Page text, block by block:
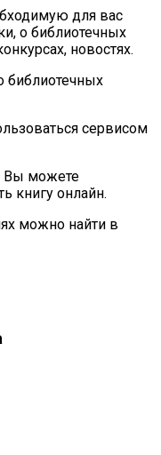
для вас
о библиотечных
новостях.
библиотечных
сервисом
Вы можете
книгу онлайн.
можно найти в